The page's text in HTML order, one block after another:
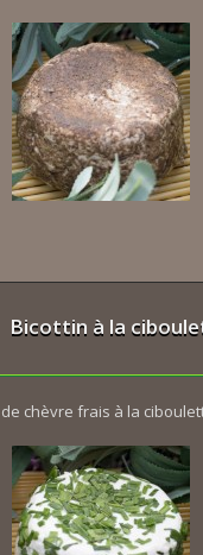
Bicottin à la
chèvre frais à la